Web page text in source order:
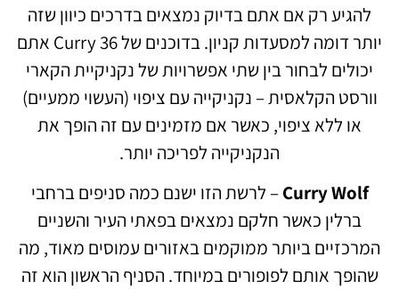
להגיע רק אם אתם בדיוק נמצאים בדרכים כיוון שזה
יותר דומה למסעדות קניון. בדוכנים של Curry 36 אתם
יכולים לבחור בין שתי אפשרויות של נקניקיית הקארי
וורסט הקלאסית – נקניקייה עם ציפוי (העשוי ממעיים)
או ללא ציפוי, כאשר אם מזמינים עם זה הופך את
הנקניקייה לפריכה יותר.
Curry Wolf– לרשת הזו ישנם כמה סניפים ברחבי
ברלין כאשר חלקם נמצאים בפאתי העיר והשניים
המרכזיים ביותר ממוקמים באזורים עמוסים מאוד, מה
שהופך אותם לפופורים במיוחד. הסניף הראשון הוא זה